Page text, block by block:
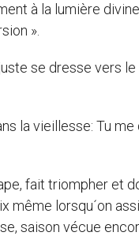
à la lumière
».
se dresse vers
la vieillesse: Tu
fait triompher et
même lorsqu´on
saison vécue